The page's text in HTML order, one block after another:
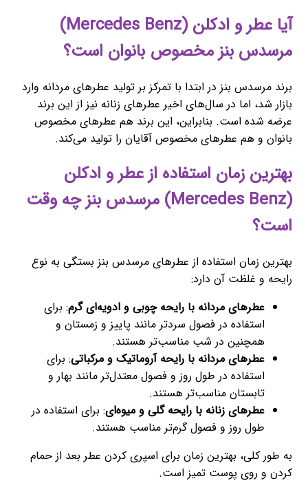
آیا عطر و ادکلن (Mercedes Benz)
مرسدس بنز مخصوص بانوان است؟
برند مرسدس بنز در ابتدا با تمرکز بر تولید عطرهای مردانه وارد
بازار شد، اما در سال‌های اخیر عطرهای زنانه نیز از این برند
عرضه شده است. بنابراین، این برند هم عطرهای مخصوص
بانوان و هم عطرهای مخصوص آقایان را تولید می‌کند.
بهترین زمان استفاده از عطر و ادکلن
(Mercedes Benz) مرسدس بنز چه وقت
است؟
بهترین زمان استفاده از عطرهای مرسدس بنز بستگی به نوع
رایحه و غلظت آن دارد:
عطرهای مردانه با رایحه چوبی و ادویه‌ای گرم: برای
استفاده در فصول سردتر مانند پاییز و زمستان و
همچنین در شب مناسب‌تر هستند.
عطرهای مردانه با رایحه آروماتیک و مرکباتی: برای
استفاده در طول روز و فصول معتدل‌تر مانند بهار و
تابستان مناسب‌تر هستند.
عطرهای زنانه با رایحه گلی و میوه‌ای: برای استفاده در
طول روز و فصول گرم‌تر مناسب هستند.
به طور کلی، بهترین زمان برای اسپری کردن عطر بعد از حمام
کردن و روی پوست تمیز است.